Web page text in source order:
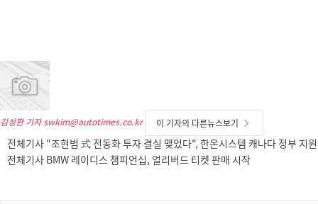
김성환 기자 swkim@autotimes.co.kr 이 기자의 다른뉴스보기
전체기사 "조현범 式 전동화 투자 결실 맺었다", 한온시스템 캐나다 정부 지원
전체기사 BMW 레이디스 챔피언십, 얼리버드 티켓 판매 시작